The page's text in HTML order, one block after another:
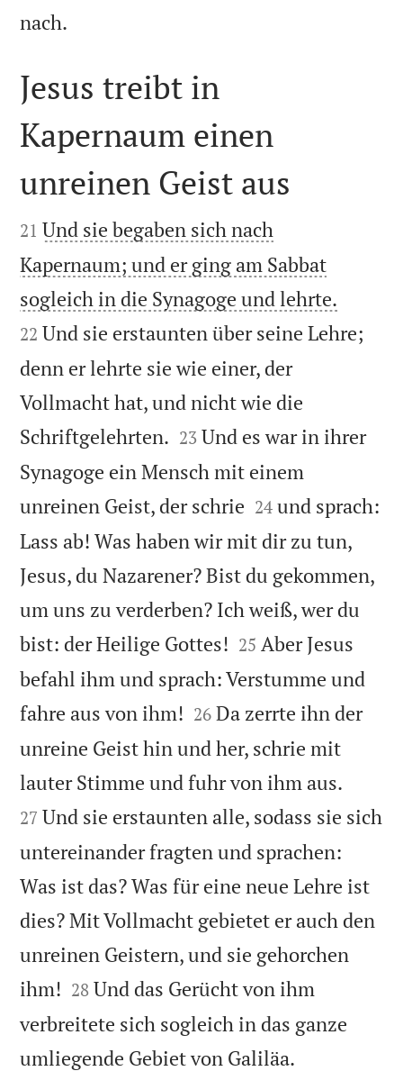
nach.

Jesus treibt in
Kapernaum einen
unreinen Geist aus

21 Und sie begaben sich nach
Kapernaum; und er ging am Sabbat
sogleich in die Synagoge und lehrte.
22 Und sie erstaunten über seine Lehre;
denn er lehrte sie wie einer, der
Vollmacht hat, und nicht wie die
Schriftgelehrten. 

23 Und es war in ihrer
Synagoge ein Mensch mit einem
unreinen Geist, der schrie 

24 und sprach:
Lass ab! Was haben wir mit dir zu tun,
Jesus, du Nazarener? Bist du gekommen,
um uns zu verderben? Ich weiß, wer du
bist: der Heilige Gottes! 

25 Aber Jesus
befahl ihm und sprach: Verstumme und
fahre aus von ihm! 

26 Da zerrte ihn der
unreine Geist hin und her, schrie mit
lauter Stimme und fuhr von ihm aus.
27 Und sie erstaunten alle, sodass sie sich
untereinander fragten und sprachen:
Was ist das? Was für eine neue Lehre ist
dies? Mit Vollmacht gebietet er auch den
unreinen Geistern, und sie gehorchen
ihm! 

28 Und das Gerücht von ihm
verbreitete sich sogleich in das ganze
umliegende Gebiet von Galiläa.